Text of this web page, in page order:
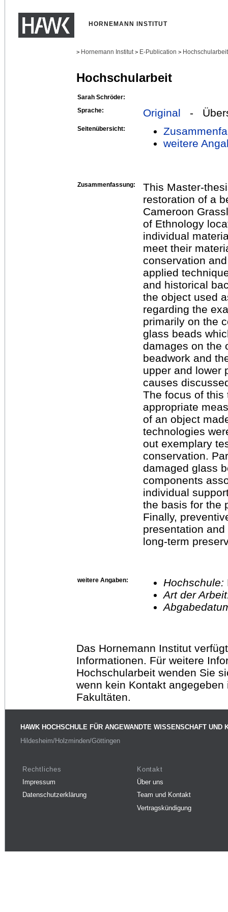
HORNEMANN INSTITUT
> Hornemann Institut > E-Publication >
Hochschularbeit
Sarah Schröder:
Sprache:
Original -
Seitenübersicht:
weitere
Zusammenfassung:
This Master-
restoration of a
Cameroon
of Ethnology
individual
meet their
conservation
applied
and historical
the object used
regarding the
primarily on the
glass beads
damages on the
beadwork and
upper and lower
causes
The focus of this
appropriate
of an object
technologies
out exemplary
conservation.
damaged glass
components
individual
the basis for the
Finally,
presentation
long-term
weitere Angaben: Hochschule:
Art der
Das Hornemann Institut
Informationen. Für weitere
Hochschularbeit wenden Sie
wenn kein Kontakt
Fakultäten.
HAWK HOCHSCHULE FÜR ANGEWANDTE WISSENSCHAFT UND
Hildesheim/Holzminden/Göttingen
Rechtliches
Impressum
Datenschutzerklärung
Kontakt
Über uns
Team und Kontakt
Vertragskündigung